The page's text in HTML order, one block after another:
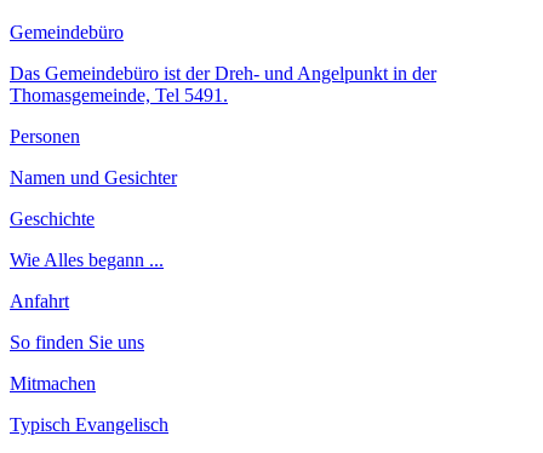
Gemeindebüro
Das Gemeindebüro ist der Dreh- und Angelpunkt in der
Thomasgemeinde, Tel 5491.
Personen
Namen und Gesichter
Geschichte
Wie Alles begann ...
Anfahrt
So finden Sie uns
Mitmachen
Typisch Evangelisch